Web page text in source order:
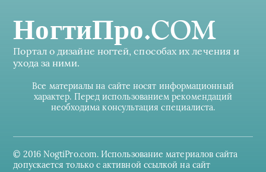
НогтиПро.COM
Портал о дизайне ногтей, способах их лечения и
ухода за ними.
Все материалы на сайте носят информационный
характер. Перед использованием рекомендаций
необходима консультация специалиста.
© 2016 NogtiPro.com. Использование материалов сайта
допускается только с активной ссылкой на сайт